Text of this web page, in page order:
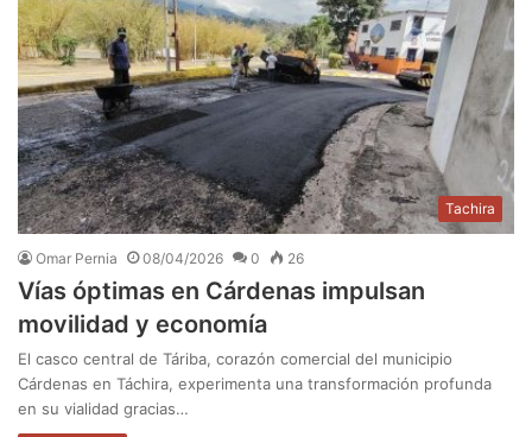
Tachira
Omar Pernia 08/04/2026 0 26
Vías óptimas en Cárdenas impulsan
movilidad y economía
El casco central de Táriba, corazón comercial del municipio
Cárdenas en Táchira, experimenta una transformación profunda
en su vialidad gracias…